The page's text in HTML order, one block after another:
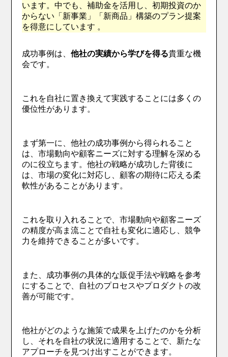
います。中でも、補助金を活用し、初期投資のか
からない「新事業」「新商品」構築のプラン提案
を得意にしています 。
成功事例は、他社の実績から学びを得る貴重な機
会です。
これを自社に置き換えて実践することには多くの
優位性があります。
まず第一に、他社の成功事例から得られること
は、市場動向や顧客ニーズに対する理解を深める
のに役立ちます。他社の戦略が成功した背後に
は、市場の変化に対応し、顧客の期待に応える柔
軟性があることがあります。
これを取り入れることで、市場動向や顧客ニーズ
の精度が高ま流ことで自社も変化に適応し、競争
力を維持できることが多いです。
また、成功事例の具体的な販促手法や戦略を参考
にすることで、自社のプロセスやプロダクトの改
善が可能です。
他社がどのような施策で成果を上げたのかを分析
し、それを自社の状況に適用することで、新たな
アプローチを見つけ出すことができます。